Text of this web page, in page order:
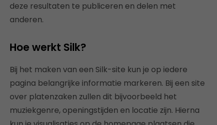
deze resultaten te publiceren en delen met
anderen.
Hoe werkt Silk?
Bij het maken van een Silk-site kun je op iedere
pagina belangrijke informatie markeren. Bij een site
over platenzaken zullen dit bijvoorbeeld het
muziekgenre, openingstijden en locatie zijn. Hierna